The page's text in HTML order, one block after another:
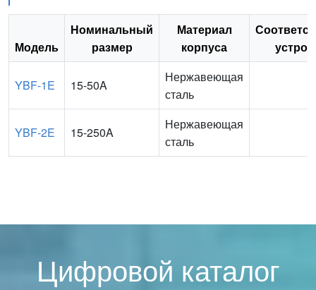
Модель
Номинальный
размер
Материал
корпуса
YBF-1E 15-50A
Нержавеющая
сталь
YBF-2E 15-250A
Нержавеющая
сталь
Цифровой каталог